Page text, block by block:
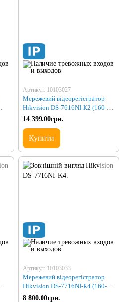
Артикул: 10103027
Мережевий відеорегістратор
Hikvision DS-7616NI-K2 (160-
160)
14 399.00грн.
Купити
Артикул: 10103033
Мережевий відеорегістратор
Hikvision DS-7716NI-K4 (160-
160)
8 800.00грн.